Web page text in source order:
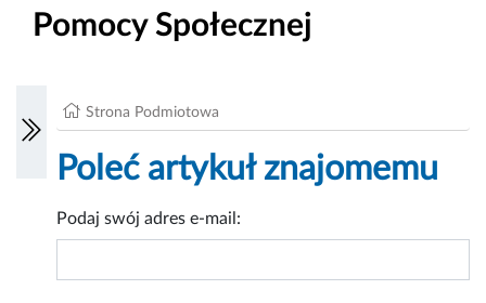
Pomocy Społecznej
Strona Podmiotowa
Poleć artykuł znajomemu
Podaj swój adres e-mail: